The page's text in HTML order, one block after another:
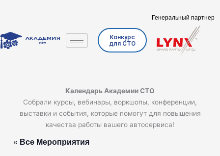
Конкурс
для СТО
Генеральный партнер
Календарь Академии СТО
Собрали курсы, вебинары, воркшопы, конференции,
выставки и события, которые помогут для повышения
качества работы вашего автосервиса!
« Все Мероприятия